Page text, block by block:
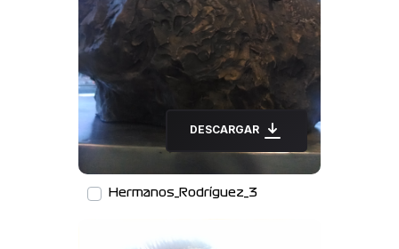
DESCARGAR
Hermanos_Rodríguez_3